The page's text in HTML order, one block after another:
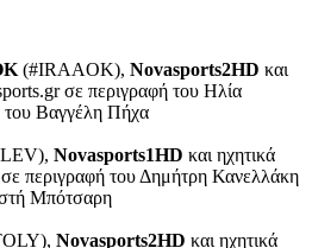
(#IRAAOK), Novasports2HD και
σε περιγραφή του Ηλία
του Βαγγέλη Πήχα
Novasports1HD και ηχητικά
περιγραφή του Δημήτρη Κανελλάκη
Μπότσαρη
Novasports2HD και ηχητικά